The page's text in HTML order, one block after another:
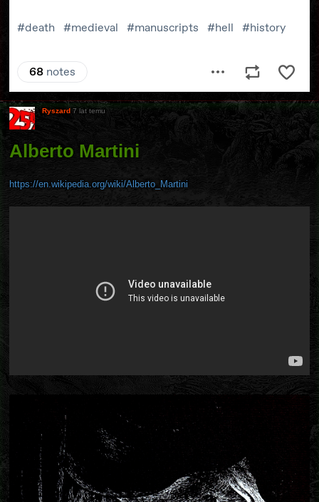
Ryszard 7 lat temu
Alberto Martini
https://en.wikipedia.org/wiki/Alberto_Martini